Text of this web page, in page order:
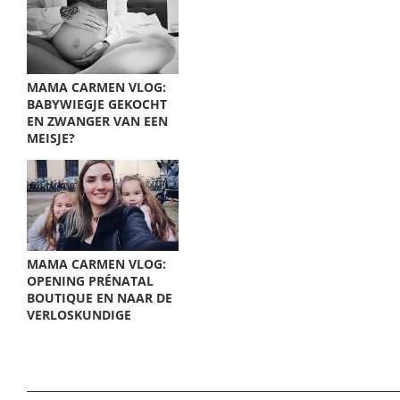
MAMA CARMEN VLOG:
BABYWIEGJE GEKOCHT
EN ZWANGER VAN EEN
MEISJE?
MAMA CARMEN VLOG:
OPENING PRÉNATAL
BOUTIQUE EN NAAR DE
VERLOSKUNDIGE